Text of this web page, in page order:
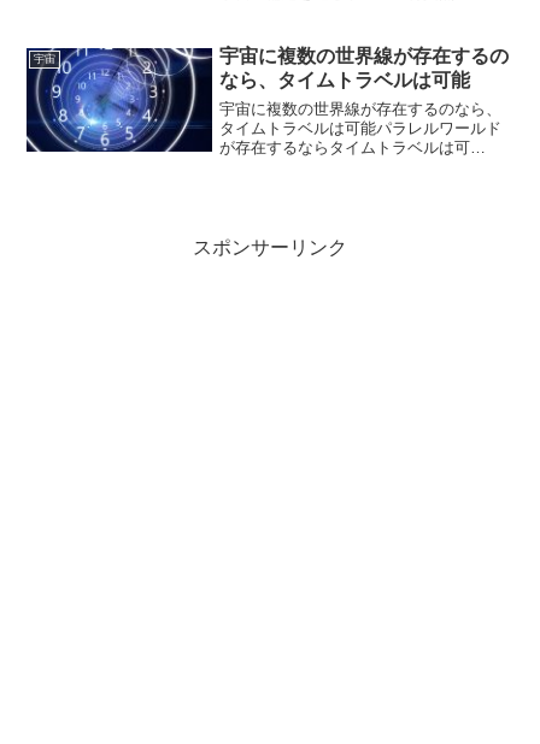
ような「ビッグバウンス理論」はSFや哲
学でも魅力的なアイデ...
宇宙
宇宙に複数の世界線が存在するの
なら、タイムトラベルは可能
宇宙に複数の世界線が存在するのなら、
タイムトラベルは可能パラレルワールド
が存在するならタイムトラベルは可
スポンサーリンク